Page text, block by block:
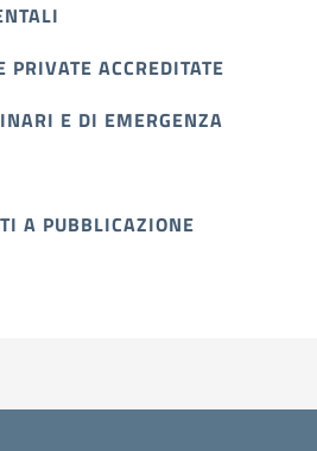
PRIVATE ACCREDITATE
E DI EMERGENZA
A PUBBLICAZIONE